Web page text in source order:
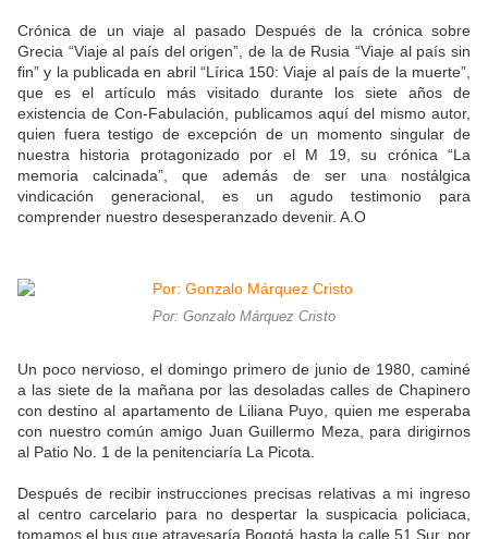
Crónica de un viaje al pasado Después de la crónica sobre
Grecia “Viaje al país del origen”, de la de Rusia “Viaje al país sin
fin” y la publicada en abril “Lírica 150: Viaje al país de la muerte”,
que es el artículo más visitado durante los siete años de
existencia de Con-Fabulación, publicamos aquí del mismo autor,
quien fuera testigo de excepción de un momento singular de
nuestra historia protagonizado por el M 19, su crónica “La
memoria calcinada”, que además de ser una nostálgica
vindicación generacional, es un agudo testimonio para
comprender nuestro desesperanzado devenir. A.O
Por: Gonzalo Márquez Cristo
Un poco nervioso, el domingo primero de junio de 1980, caminé
a las siete de la mañana por las desoladas calles de Chapinero
con destino al apartamento de Liliana Puyo, quien me esperaba
con nuestro común amigo Juan Guillermo Meza, para dirigirnos
al Patio No. 1 de la penitenciaría La Picota.
Después de recibir instrucciones precisas relativas a mi ingreso
al centro carcelario para no despertar la suspicacia policiaca,
tomamos el bus que atravesaría Bogotá hasta la calle 51 Sur, por